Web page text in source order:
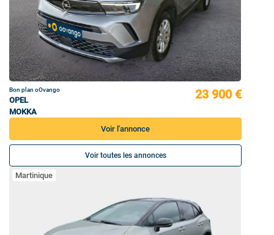
Bon plan oOvango
OPEL
MOKKA
23 900 €
Voir l'annonce
Voir toutes les annonces
Martinique